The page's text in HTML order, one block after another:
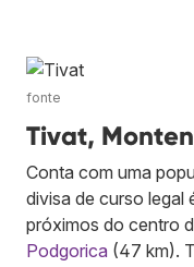
fonte
Tivat,
Conta com uma
divisa de curso legal
próximos do centro
Podgorica (47 km).